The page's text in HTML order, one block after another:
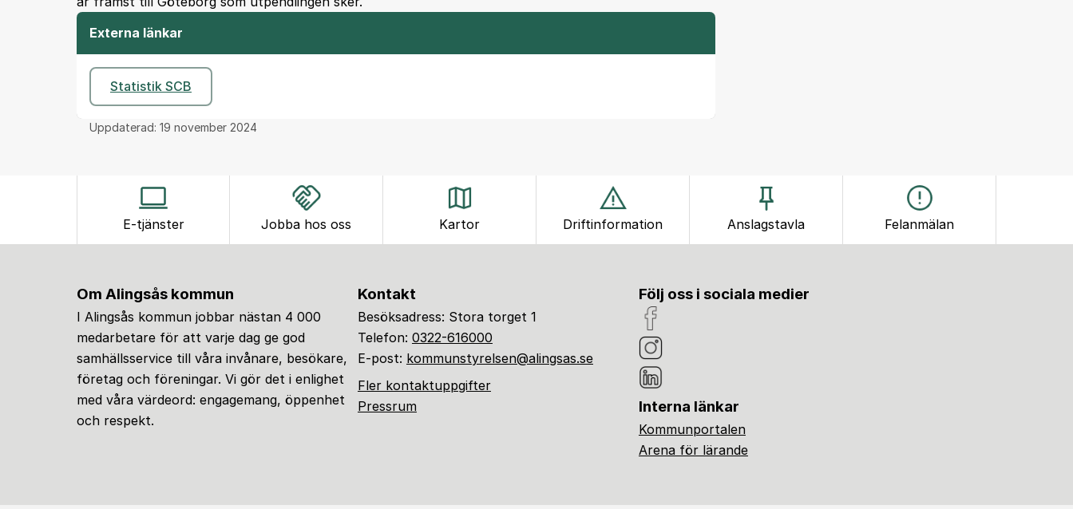
Externa länkar
Statistik SCB
Uppdaterad: 19 november 2024
E-tjänster Jobba hos oss Kartor Driftinformation Anslagstavla Felanmälan
Om Alingsås kommun
I Alingsås kommun jobbar nästan 4 000
medarbetare för att varje dag ge god
samhällsservice till våra invånare, besökare,
företag och föreningar. Vi gör det i enlighet
med våra värdeord: engagemang, öppenhet
och respekt.
Kontakt
Besöksadress: Stora torget 1
Telefon: 0322-616000
E-post: kommunstyrelsen@alingsas.se
Fler kontaktuppgifter
Pressrum
Följ oss i sociala medier
Interna länkar
Kommunportalen
Arena för lärande